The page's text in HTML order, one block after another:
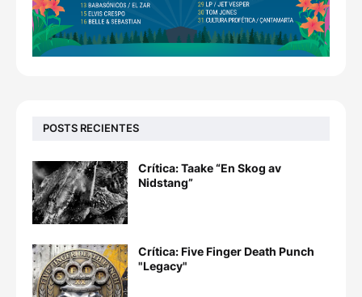
POSTS RECIENTES
Crítica: Taake “En Skog av
Nidstang”
Crítica: Five Finger Death Punch
"Legacy"